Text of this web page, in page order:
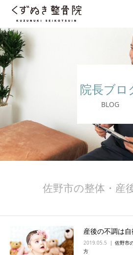
院長ブロ
BLOG
佐野市の整体・産
産後の不調は
2019.05.5 佐野市
方
お客様の声
院長ブログ
佐野市の交通事故治療 整骨院